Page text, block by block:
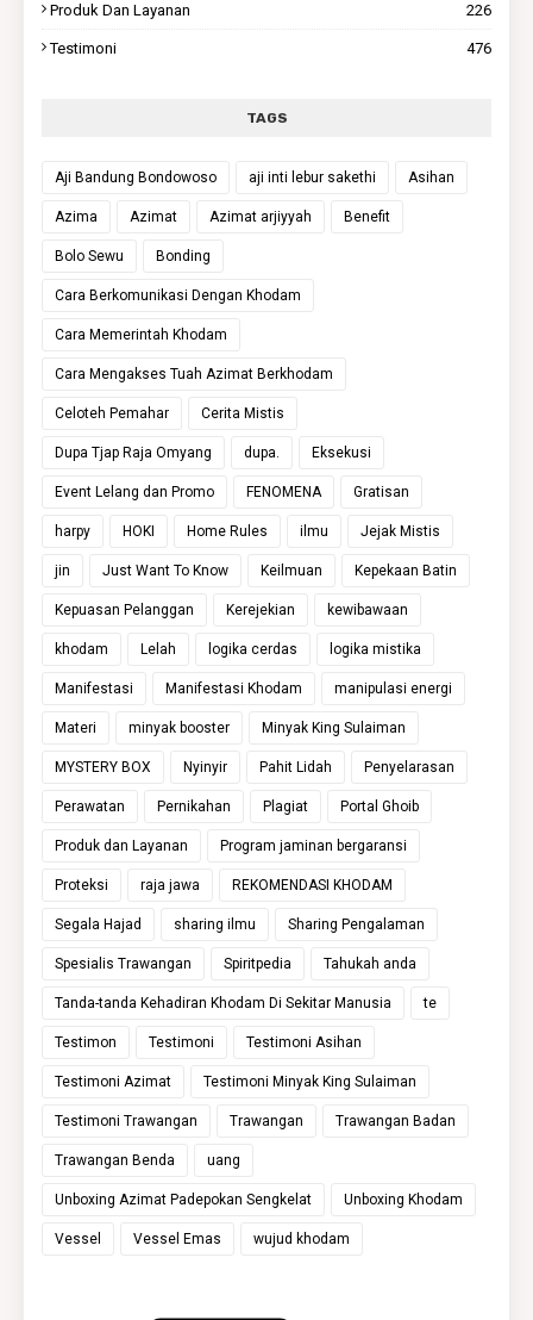
Produk Dan Layanan 226
Testimoni 476
TAGS
Aji Bandung Bondowoso aji inti lebur sakethi Asihan
Azima Azimat Azimat arjiyyah Benefit
Bolo Sewu Bonding
Cara Berkomunikasi Dengan Khodam
Cara Memerintah Khodam
Cara Mengakses Tuah Azimat Berkhodam
Celoteh Pemahar Cerita Mistis
Dupa Tjap Raja Omyang dupa. Eksekusi
Event Lelang dan Promo FENOMENA Gratisan
harpy HOKI Home Rules ilmu Jejak Mistis
jin Just Want To Know Keilmuan Kepekaan Batin
Kepuasan Pelanggan Kerejekian kewibawaan
khodam Lelah logika cerdas logika mistika
Manifestasi Manifestasi Khodam manipulasi energi
Materi minyak booster Minyak King Sulaiman
MYSTERY BOX Nyinyir Pahit Lidah Penyelarasan
Perawatan Pernikahan Plagiat Portal Ghoib
Produk dan Layanan Program jaminan bergaransi
Proteksi raja jawa REKOMENDASI KHODAM
Segala Hajad sharing ilmu Sharing Pengalaman
Spesialis Trawangan Spiritpedia Tahukah anda
Tanda-tanda Kehadiran Khodam Di Sekitar Manusia te
Testimon Testimoni Testimoni Asihan
Testimoni Azimat Testimoni Minyak King Sulaiman
Testimoni Trawangan Trawangan Trawangan Badan
Trawangan Benda uang
Unboxing Azimat Padepokan Sengkelat Unboxing Khodam
Vessel Vessel Emas wujud khodam